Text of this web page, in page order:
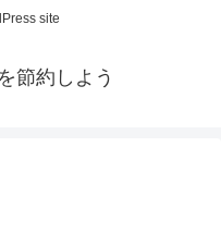
site
節約しよう